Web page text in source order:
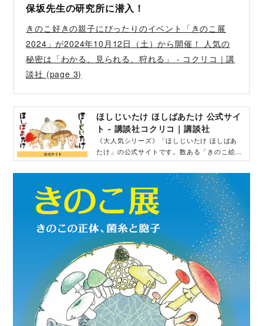
保坂先生の研究所に潜入！
きのこ好きの親子にぴったりのイベント「きのこ展
2024」が2024年10月12日（土）から開催！ 人気の
秘密は「わかる、見られる、狩れる」 - コクリコ｜講
談社 (page 3)
ほしじいたけ ほしばあたけ 公式サイ
ト - 講談社コクリコ｜講談社
《大人気シリーズ》「ほしじいたけ ほしばあ
たけ」の公式サイトです。数ある「きのこ絵
公！ 長老きのこのほしじいたけとほじばあた
けが、仲間のきのこを助けるために体を張って
大活躍。そのパワーは、生のしいたけとは“ひ
と味”違う!? 2024年9月12日に、最新刊『ほ
しじいたけ ほしばあたけ まぼろしのいずみ』
が発売。